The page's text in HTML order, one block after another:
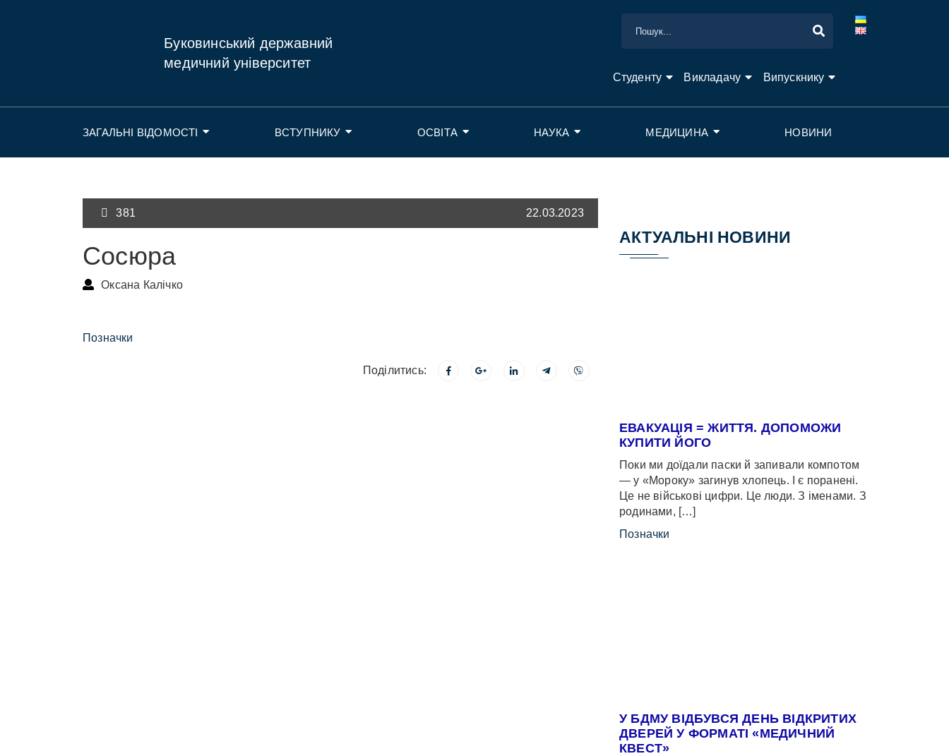
Буковинський державний
медичний університет
Студенту Викладачу Випускнику
ЗАГАЛЬНІ ВІДОМОСТІ ВСТУПНИКУ ОСВІТА НАУКА МЕДИЦИНА НОВИНИ
381 22.03.2023
Сосюра
Оксана Калічко
Позначки
Поділитись:
АКТУАЛЬНІ НОВИНИ
ЕВАКУАЦІЯ = ЖИТТЯ. ДОПОМОЖИ
КУПИТИ ЙОГО
Поки ми доїдали паски й запивали компотом
— у «Мороку» загинув хлопець. І є поранені.
Це не військові цифри. Це люди. З іменами. З
родинами, […]
Позначки
У БДМУ ВІДБУВСЯ ДЕНЬ ВІДКРИТИХ
ДВЕРЕЙ У ФОРМАТІ «МЕДИЧНИЙ
КВЕСТ»